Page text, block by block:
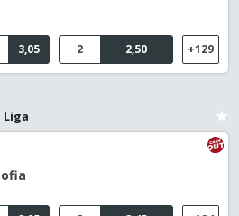
3,05 2,50
2 +129
Liga